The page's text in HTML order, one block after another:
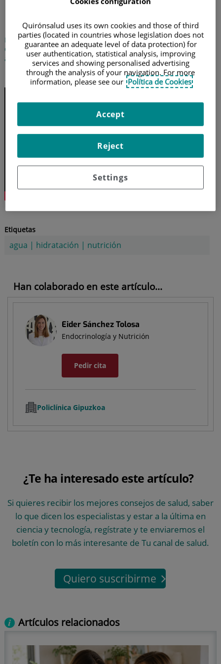
¿es malo?
La doctora Eider Sánchez Tolosa, nutricionista de Policlínica
Gipuzkoa, desmonta el falso mito que rechaza la ingesta de
agua durante las comidas
22 de junio de 2021
Etiquetas
agua | hidratación | nutrición
Han colaborado en este artículo...
Eider Sánchez Tolosa
Endocrinología y Nutrición
Pedir cita
Policlínica Gipuzkoa
¿Te ha interesado este artículo?
Si quieres recibir los mejores consejos de salud, saber
lo que dicen los especialistas y estar a la última en
ciencia y tecnología, regístrate y te enviaremos el
boletín con lo más interesante de Tu canal de salud.
Quiero suscribirme
Artículos relacionados
Quirónsalud uses its own cookies and those of third
parties (located in countries whose legislation does not
guarantee an adequate level of data protection) for
user authentication, statistical analysis, improving
services and showing personalised advertising
through the analysis of your navigation. For more
information, please see our Política de Cookies
Settings
Reject
Accept